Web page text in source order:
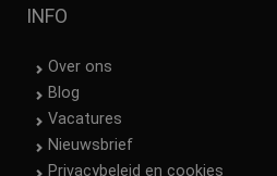
INFO
Over ons
Blog
Vacatures
Nieuwsbrief
Privacybeleid en cookies